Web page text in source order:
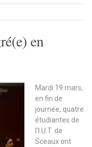
en
Mardi 19 mars,
en fin de
journée, quatre
étudiantes de
l’I.U.T. de
Sceaux ont